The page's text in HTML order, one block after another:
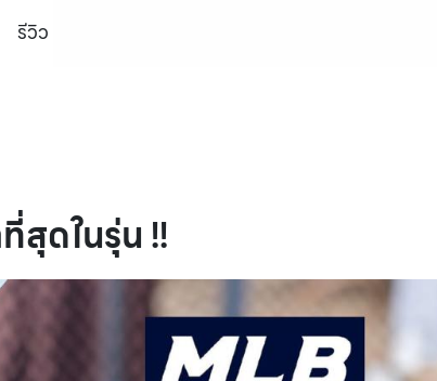
รีวิว
สุดในรุ่น !!